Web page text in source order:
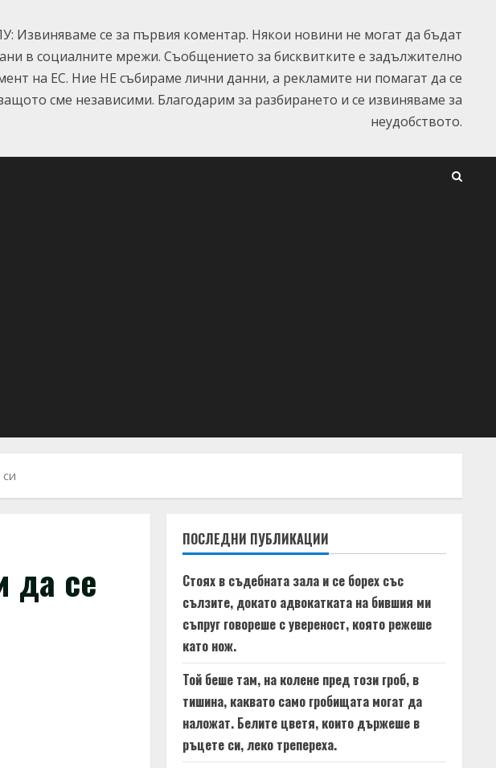
се за първия коментар. Някои новини не могат да бъдат
в социалните мрежи. Съобщението за бисквитките е задължително
на ЕС. Ние НЕ събираме лични данни, а рекламите ни помагат да се
сме независими. Благодарим за разбирането и се извиняваме за
неудобството.
да се
ПОСЛЕДНИ ПУБЛИКАЦИИ
Стоях в съдебната зала и се борех със
сълзите, докато адвокатката на бившия ми
съпруг говореше с увереност, която режеше
като нож.
Той беше там, на колене пред този гроб, в
тишина, каквато само гробищата могат да
наложат. Белите цветя, които държеше в
ръцете си, леко трепереха.